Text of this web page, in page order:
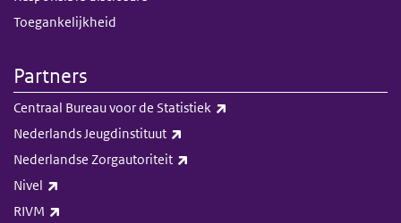
Toegankelijkheid
Partners
Centraal Bureau voor de Statistiek
Nederlands Jeugdinstituut
Nederlandse Zorgautoriteit
Nivel
RIVM